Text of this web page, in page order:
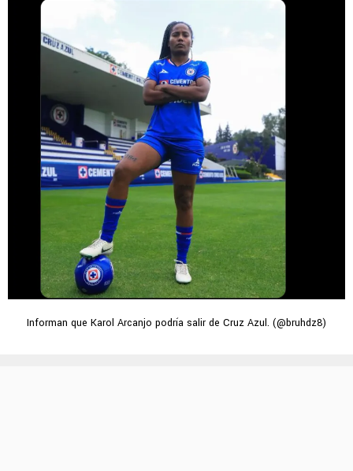
Informan que Karol Arcanjo podría salir de Cruz Azul. (@bruhdz8)